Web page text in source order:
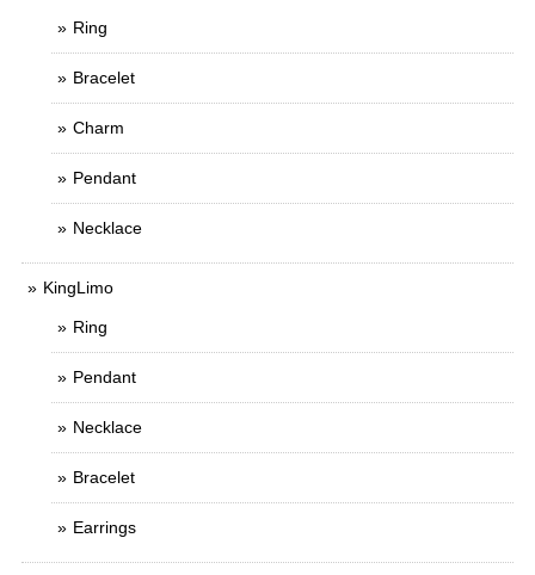
Ring
Bracelet
Charm
Pendant
Necklace
KingLimo
Ring
Pendant
Necklace
Bracelet
Earrings